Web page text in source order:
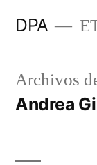
DPA
Archivos
Andrea